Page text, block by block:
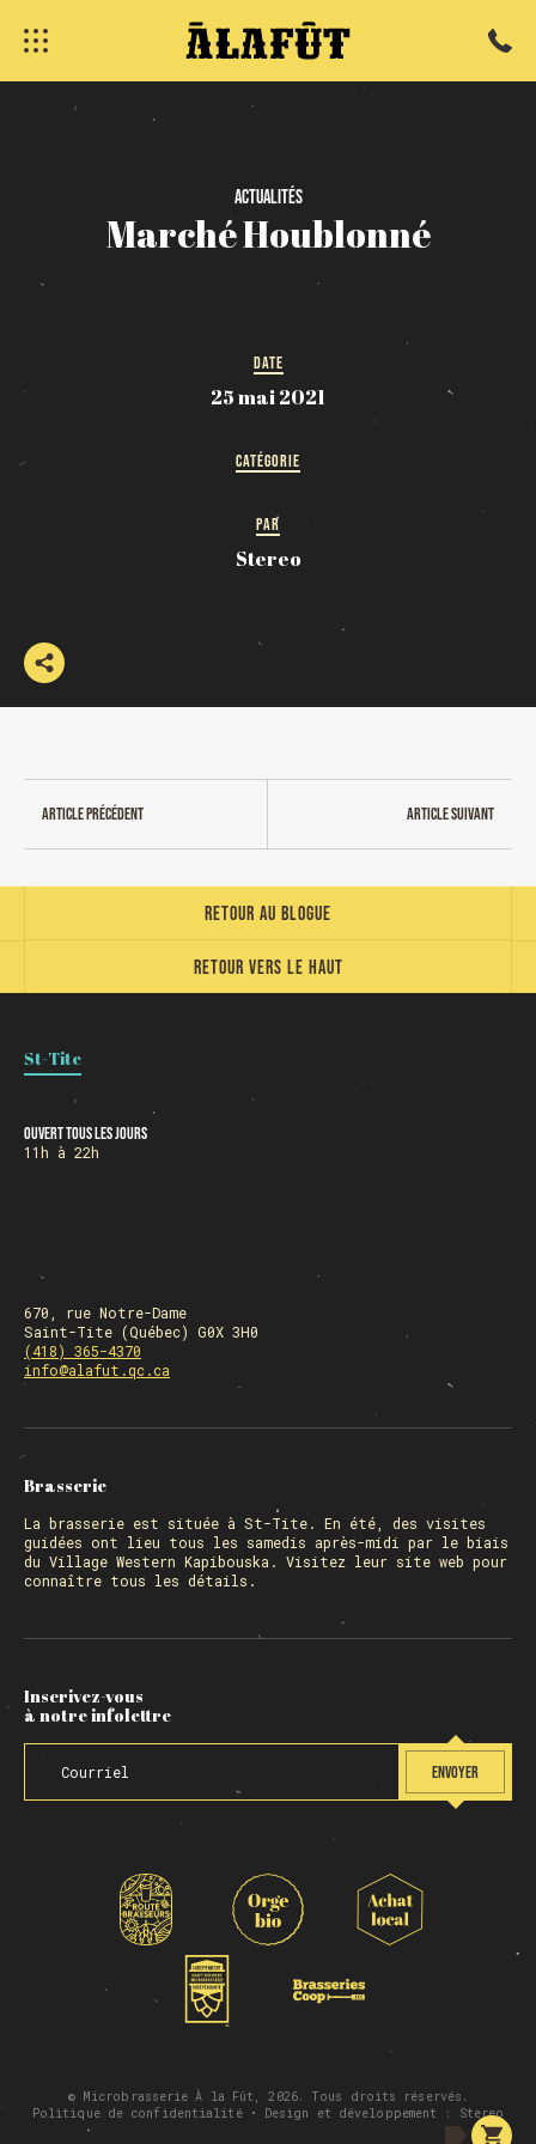
Actualités
MarchéHoublonné
DATE
25 mai 2021
CATÉGORIE
PAR
Stereo
Article précédent Article suivant
Retour vers le haut
Retour au blogue
St-Tite
Ouvert tous les jours
11h à 22h
670, rue Notre-Dame
Saint-Tite (Québec) G0X 3H0
(418) 365-4370
info@alafut.qc.ca
Brasserie
La brasserie est située à St-Tite. En été, des visites
guidées ont lieu tous les samedis après-midi par le biais
du Village Western Kapibouska. Visitez leur site web pour
connaître tous les détails.
Inscrivez-vous
à notre infolettre
ENVOYER
© Microbrasserie À la Fût, 2026. Tous droits réservés.
Politique de confidentialité• Design et développement : Stereo
FERMÉ 31 déc. et 01 janvier